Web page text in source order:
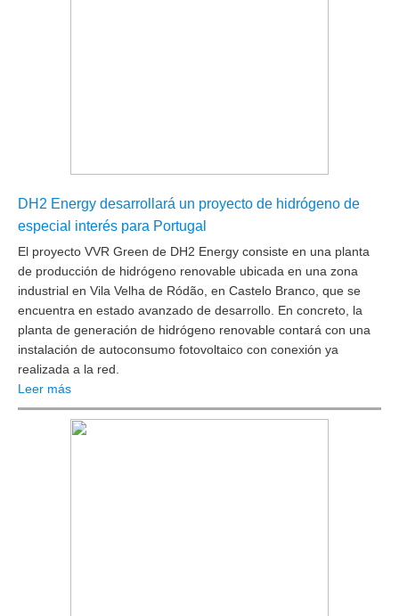
DH2 Energy desarrollará un proyecto de hidrógeno de
especial interés para Portugal
El proyecto VVR Green de DH2 Energy consiste en una planta
de producción de hidrógeno renovable ubicada en una zona
industrial en Vila Velha de Ródão, en Castelo Branco, que se
encuentra en estado avanzado de desarrollo. En concreto, la
planta de generación de hidrógeno renovable contará con una
instalación de autoconsumo fotovoltaico con conexión ya
realizada a la red.
Leer más